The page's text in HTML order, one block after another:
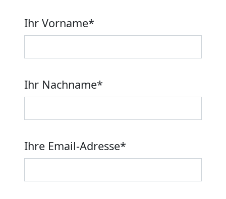
Ihr Vorname*
Ihr Nachname*
Ihre Email-Adresse*